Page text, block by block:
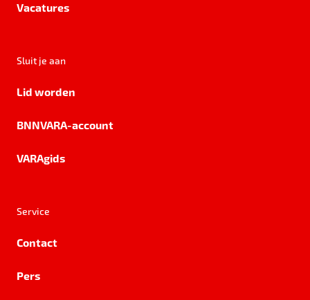
Vacatures
Sluit je aan
Lid worden
BNNVARA-account
VARAgids
Service
Contact
Pers